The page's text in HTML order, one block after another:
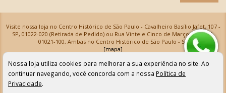
Visite nossa loja no Centro Histórico de São Paulo - Cavalheiro Basílio Jafet, 107 -
SP, 01022-020 (Retirada de Pedido) ou Rua Vinte e Cinco de Março, 576 - SP,
01021-100, Ambas no Centro Histórico de São Paulo - SP
[mapa]
Armarinhos Santa Cecília Ltda | CNPJ: 61.069.639/0001-18
Os preços e as condições de pagamento apresentadas na loja virtual não valem para nossa loja física e
podem sofrer alterações sem aviso prévio. Vendas com cartão de crédito sujeitas a análise e
confirmação de dados.
Nossa loja utiliza cookies para melhorar a sua experiência no site. Ao
continuar navegando, você concorda com a nossa Política de
Privacidade.